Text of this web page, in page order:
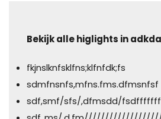
Bekijk alle higlights in
fkjnslknfsklfns;klfnfdk;fs
sdmfnsnfs,mfns.fms.dfmsnfsf
sdf,smf/sfs/,dfmsdd/